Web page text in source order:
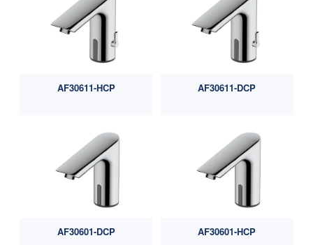
AF30611-HCP AF30611-DCP
AF30601-DCP AF30601-HCP